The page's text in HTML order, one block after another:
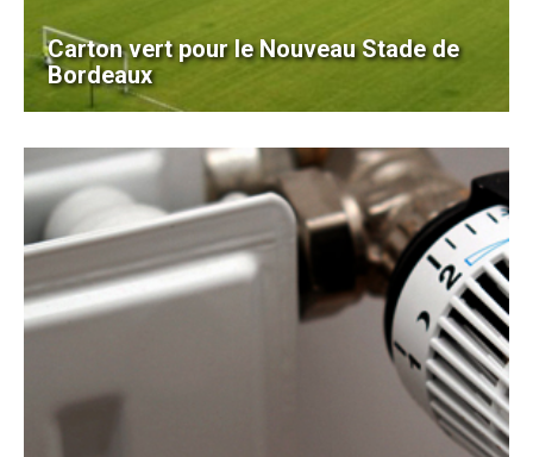
Carton vert pour le Nouveau Stade de
Bordeaux